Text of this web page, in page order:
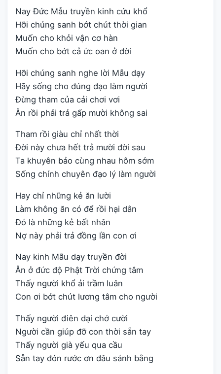
Nay Đức Mẫu truyền kinh cứu khổ
Hỡi chúng sanh bớt chút thời gian
Muốn cho khỏi vận cơ hàn
Muốn cho bớt cả ức oan ở đời
Hỡi chúng sanh nghe lời Mẫu dạy
Hãy sống cho đúng đạo làm người
Đừng tham của cải chơi vơi
Ăn rồi phải trả gấp mười không sai
Tham rồi giàu chỉ nhất thời
Đời này chưa hết trả mười đời sau
Ta khuyên bảo cùng nhau hôm sớm
Sống chính chuyên đạo lý làm người
Hay chỉ những kẻ ăn lười
Làm không ăn có để rồi hại dân
Đó là những kẻ bất nhân
Nợ này phải trả đồng lần con ơi
Nay kinh Mẫu dạy truyền đời
Ăn ở đức độ Phật Trời chứng tâm
Thấy người khổ ải trầm luân
Con ơi bớt chút lương tâm cho người
Thấy người điên dại chớ cười
Người cần giúp đỡ con thời sẵn tay
Thấy người già yếu qua cầu
Sẵn tay đón rước ơn đâu sánh bằng